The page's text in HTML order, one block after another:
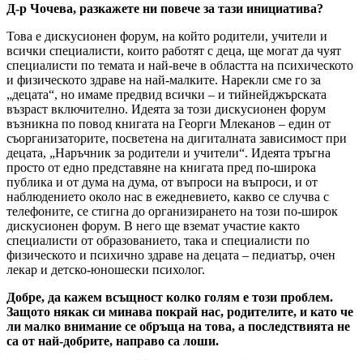
Д-р Чочева, разкажете ни повече за тази инициатива?
Това е дискусионен форум, на който родители, учители и
всички специалисти, които работят с деца, ще могат да чуят
специалисти по темата и най-вече в областта на психическото
и физическото здраве на най-малките. Нарекли сме го за
„децата“, но имаме предвид всички – и тийнейджърската
възраст включително. Идеята за този дискусионен форум
възникна по повод книгата на Георги Млеканов – един от
съорганизаторите, посветена на дигиталната зависимост при
децата, „Наръчник за родители и учители“. Идеята тръгна
просто от едно представяне на книгата пред по-широка
публика и от дума на дума, от въпроси на въпроси, и от
наблюдението около нас в ежедневието, какво се случва с
телефоните, се стигна до организирането на този по-широк
дискусионен форум. В него ще вземат участие както
специалисти от образованието, така и специалисти по
физическото и психично здраве на децата – педиатър, очен
лекар и детско-юношески психолог.
Добре, да кажем всъщност колко голям е този проблем.
Защото някак си минава покрай нас, родителите, и като че
ли малко внимание се обръща на това, а последствията не
са от най-добрите, направо са лоши.